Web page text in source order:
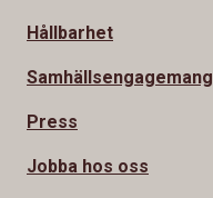
Hållbarhet
Samhällsengagemang
Press
Jobba hos oss